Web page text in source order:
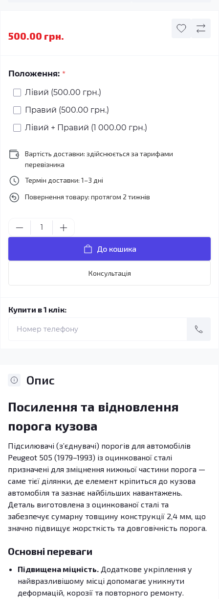
500.00 грн.
Положення: *
Лівий (500.00 грн.)
Правий (500.00 грн.)
Лівий + Правий (1 000.00 грн.)
Вартість доставки: здійснюється за тарифами
перевізника
Термін доставки: 1–3 дні
Повернення товару: протягом 2 тижнів
До кошика
Консультація
Купити в 1 клік:
Опис
Посилення та відновлення
порога кузова
Підсилювачі (з’єднувачі) порогів для автомобілів
Peugeot 505 (1979–1993) із оцинкованої сталі
призначені для зміцнення нижньої частини порога —
саме тієї ділянки, де елемент кріпиться до кузова
автомобіля та зазнає найбільших навантажень.
Деталь виготовлена з оцинкованої сталі та
забезпечує сумарну товщину конструкції 2,4 мм, що
значно підвищує жорсткість та довговічність порога.
Основні переваги
Підвищена міцність. Додаткове укріплення у
найвразливішому місці допомагає уникнути
деформацій, корозії та повторного ремонту.